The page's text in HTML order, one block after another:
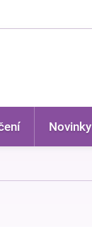
Novinky